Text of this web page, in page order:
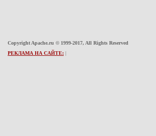
Copyright Apache.ru © 1999-2017, All Rights Reserved
РЕКЛАМА НА САЙТЕ: |